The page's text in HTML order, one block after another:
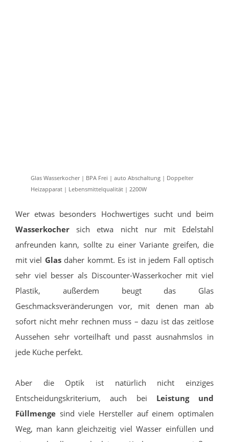
Glas Wasserkocher | BPA Frei | auto Abschaltung | Doppelter
Heizapparat | Lebensmittelqualität | 2200W
Wer etwas besonders Hochwertiges sucht und beim
Wasserkocher sich etwa nicht nur mit Edelstahl
anfreunden kann, sollte zu einer Variante greifen, die
mit viel Glasdaher kommt. Es ist in jedem Fall optisch
sehr viel besser als Discounter-Wasserkocher mit viel
Plastik, außerdem beugt das Glas
Geschmacksveränderungen vor, mit denen man ab
sofort nicht mehr rechnen muss – dazu ist das zeitlose
Aussehen sehr vorteilhaft und passt ausnahmslos in
jede Küche perfekt.
Aber die Optik ist natürlich nicht einziges
Entscheidungskriterium, auch bei Leistung und
Füllmenge sind viele Hersteller auf einem optimalen
Weg, man kann gleichzeitig viel Wasser einfüllen und